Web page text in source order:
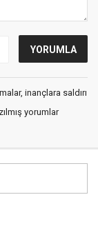
inançlara saldırı
yorumlar